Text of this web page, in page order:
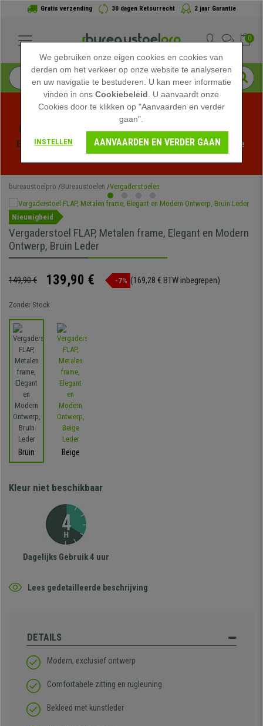
Gratis verzending 30 dagen Retourrecht 2 jaar Garantie
0
Profiteer van de Zomeruitverkoop bij bureaustoelpro!
Exclusieve kortingen voor een beperkte tijd - Bekijk de
bureaustoelpro Bureaustoelen Vergaderstoelen
Nieuwigheid
Vergaderstoel FLAP, Metalen frame, Elegant en Modern
Ontwerp, Bruin Leder
149,90 € 139,90 € -7% (169,28 € BTW inbegrepen)
Zonder Stock
Bruin Beige
Kleur niet beschikbaar
Dagelijks Gebruik 4 uur
Lees gedetailleerde beschrijving
DETAILS
Modern, exclusief ontwerp
Comfortabele zitting en rugleuning
Bekleed met kunstleder
We gebruiken onze eigen cookies en cookies van
derden om het verkeer op onze website te analyseren
en uw navigatie te bestuderen. U kan meer informatie
vinden in onsCookiebeleid . U aanvaardt onze
Cookies door te klikken op "Aanvaarden en verder
gaan".
INSTELLEN AANVAARDEN EN VERDER GAAN